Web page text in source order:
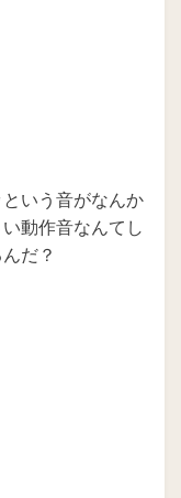
いう音がなんか
動作音なんてし
だ？